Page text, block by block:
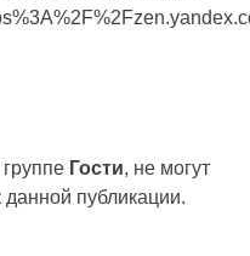
Гости, не могут
публикации.